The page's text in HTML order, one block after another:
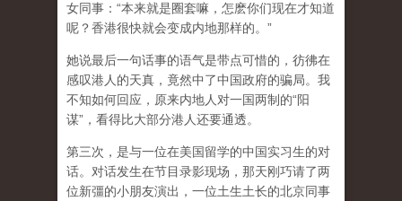
女同事：“本来就是圈套嘛，怎麽你们现在才知道
呢？香港很快就会变成内地那样的。”
她说最后一句话事的语气是带点可惜的，彷彿在
感叹港人的天真，竟然中了中国政府的骗局。我
不知如何回应，原来内地人对一国两制的“阳
谋”，看得比大部分港人还要通透。
第三次，是与一位在美国留学的中国实习生的对
话。对话发生在节目录影现场，那天刚巧请了两
位新彊的小朋友演出，一位土生土长的北京同事